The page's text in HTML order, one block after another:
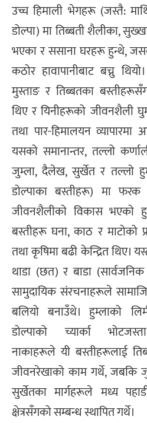
उच्च हिमाली भेगहरू (जस्तै:
डोल्पा) मा तिब्बती शैलीका, सुख्खा
भएका र ससाना घरहरू हुन्थे,
कठोर हावापानीबाट बच्नु
मुस्ताङ र तिब्बतका
थिए र यिनीहरूको जीवनशैली
तथा पार-हिमालयन व्यापारमा
यसको समानान्तर, तल्लो
जुम्ला, दैलेख, सुर्खेत र तल्लो
डोल्पाका बस्तीहरू) मा
जीवनशैलीको विकास भएको
बस्तीहरू घना, काठ र माटोको
तथा कृषिमा बढी केन्द्रित थिए।
थाडा (छत) र बाडा
सामुदायिक संरचनाहरूले
बलियो बनाउँथे। हुम्लाको
डोल्पाको च्यार्का
नाकाहरूले यी बस्तीहरूलाई
जीवनरेखाको काम गर्थे, जबकि
सुर्खेतका मार्गहरूले मध्य
क्षेत्रसँगको सम्बन्ध स्थापित गर्थे।